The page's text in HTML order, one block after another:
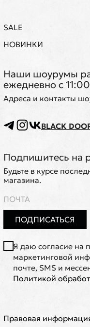
SALE
НОВИНКИ
Наши шоурумы
ежедневно с
Адреса и контакты
BLACK
Подпишитесь на
Будьте в курсе
магазина.
ПОДПИСАТЬСЯ
Я даю согласие на
маркетинговой
почте, SMS и
Политикой
Правовая